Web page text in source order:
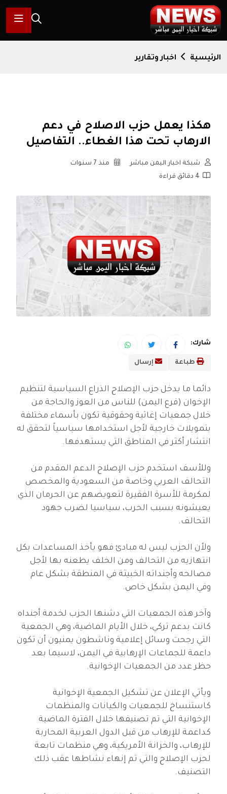
الرئيسية اخبار وتقارير
هكذا يعمل حزب الاصلاح في دعم
الارهاب تحت هذا الغطاء.. التفاصيل
شبكة اخبار اليمن مباشر
منذ 7 سنوات
4 دقائق قراءة
شارك:
طباعة إرسال
دائما ما يدخل حزب الإصلاح الذراع السياسية لتنظيم
الإخوان (فرع اليمن) للناس من العوز والحاجة من
خلال جمعيات إغاثية وحقوقية تكون بأسماء مختلفة
بتمويلات خارجية لأجل استخدامها سياسياً لتحقق له
انتشار أكثر في المناطق التي يستهدفها.
وللأسف استخدم حزب الإصلاح الدعم المقدم من
التحالف العربي وخاصة من السعودية والمخصص
لمكرمة للأسرة الفقيرة لتعويضهم عن الحرمان الذي
يعيشونه بسبب الحرب، سياسيا لضرب جهود
التحالف.
ولأن الحزب ليس له مبادئ فهو يأخذ المساعدات بكل
انتهازيه من التحالف ومن الخلف يطعنه بها لأجل
مصالحه وأجنداته الخبيثة في المنطقة بشكل عام
وفي اليمن بشكل خاص.
وآخر هذه الجمعيات التي دشنها الحزب لخدمة أجنداه
كانت بدعم تركي، خلال الأيام الماضية، وهي الجمعية
التي رجحت وسائل إعلامية وناشطون يمنيون أن تكون
داعمة للجماعات الإرهابية في اليمن، لاسيما بعد
حظر عدد من الجمعيات الإخوانية.
ويأتي الإعلان عن تشكيل الجمعية الإخوانية
كاستنساخ للجمعيات والكيانات والمنظمات
الإخوانية التي تم تصنيفها خلال الفترة الماضية
كداعمة للإرهاب من قبل الدول العربية المحاربة
للإرهاب، والخزانة الأمريكية، وهي منظمات تابعة
لحزب الإصلاح والتي تم إنهاء نشاطها عقب ذلك
التصنيف.